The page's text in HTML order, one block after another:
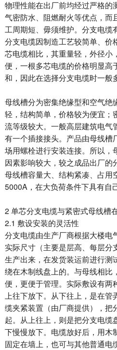
物理性能在出厂前均经过严格的
气密防水、阻燃耐火等优点，而
工周期短、毋须维护。分支电缆
分支电缆因制造工艺较简单、价
芯电缆相比，其重量轻，外径小
便，一根多芯电缆的价格明显高
和，因此在选择分支电缆时一般
母线槽分为密集绝缘型和空气绝
轻，结构简单，价格较为便宜；
流等级较大。一般高层建筑电气
有一个插接接头。产品由母线槽
场用螺栓进行安装连接。所以，
因素影响较大，较之成品出厂的
母线槽容量大、结构紧凑、占用
5000A，在大负荷条件下具有自
2 单芯分支电缆与紧密式母线槽
2.1 敷设安装的灵活性
分支电缆由生产厂商根据大楼电
实际尺寸（主要是层高、每层分
生产出来，在发货装运前进行测
绕在木制线盘上的。与母线相比
便，更便于管理。实际敷设有两
上往下放下。从下往上，是在管
缆夹紧装置（由厂商提供），把
起。从上往上，则是把分支电缆
下慢慢放下。电缆放好后，用木
固定在墙上，也可与其他普通电